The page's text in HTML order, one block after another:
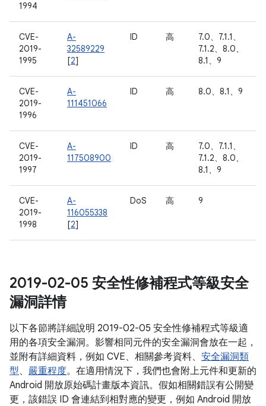
1994
CVE-
2019-
1995
A-
32589229
[2]
ID 高
7.0、7.1.1、
7.1.2、8.0、
8.1、9
CVE-
2019-
1996
A-
111451066
ID 高 8.0、8.1、9
CVE-
2019-
1997
A-
117508900
ID 高
7.0、7.1.1、
7.1.2、8.0、
8.1、9
CVE-
2019-
1998
A-
116055338
[2]
DoS 高 9
2019-02-05 安全性修補程式等級安全
漏洞詳情
以下各節將詳細說明 2019-02-05 安全性修補程式等級適
用的各項安全漏洞。影響相同元件的安全漏洞會放在一起，
並附有詳細資料，例如 CVE、相關參考資料、 安全漏洞類
型、 嚴重程度。在適用情況下，我們也會附上元件和更新的
Android 開放原始碼計畫版本資訊。假如相關錯誤有公開變
更，該錯誤 ID 會連結到相對應的變更，例如 Android 開放